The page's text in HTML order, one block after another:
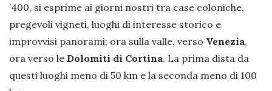
’400, si esprime ai giorni nostri tra case coloniche,
pregevoli vigneti, luoghi di interesse storico e
improvvisi panorami; ora sulla valle, verso Venezia,
ora verso le Dolomiti di Cortina. La prima dista da
questi luoghi meno di 50 km e la seconda meno di 100